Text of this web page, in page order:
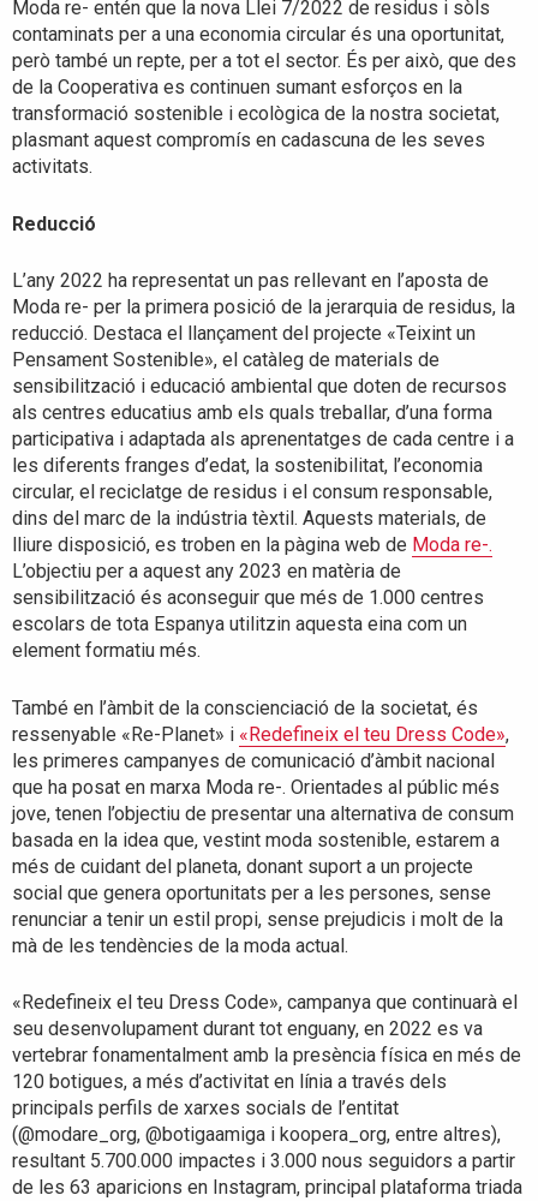
Moda re- entén que la nova Llei 7/2022 de residus i sòls
contaminats per a una economia circular és una oportunitat,
però també un repte, per a tot el sector. És per això, que des
de la Cooperativa es continuen sumant esforços en la
transformació sostenible i ecològica de la nostra societat,
plasmant aquest compromís en cadascuna de les seves
activitats.
Reducció
L’any 2022 ha representat un pas rellevant en l’aposta de
Moda re- per la primera posició de la jerarquia de residus, la
reducció. Destaca el llançament del projecte «Teixint un
Pensament Sostenible», el catàleg de materials de
sensibilització i educació ambiental que doten de recursos
als centres educatius amb els quals treballar, d’una forma
participativa i adaptada als aprenentatges de cada centre i a
les diferents franges d’edat, la sostenibilitat, l’economia
circular, el reciclatge de residus i el consum responsable,
dins del marc de la indústria tèxtil. Aquests materials, de
lliure disposició, es troben en la pàgina web de Moda re-.
L’objectiu per a aquest any 2023 en matèria de
sensibilització és aconseguir que més de 1.000 centres
escolars de tota Espanya utilitzin aquesta eina com un
element formatiu més.
També en l’àmbit de la conscienciació de la societat, és
ressenyable «Re-Planet» i «Redefineix el teu Dress Code»,
les primeres campanyes de comunicació d’àmbit nacional
que ha posat en marxa Moda re-. Orientades al públic més
jove, tenen l’objectiu de presentar una alternativa de consum
basada en la idea que, vestint moda sostenible, estarem a
més de cuidant del planeta, donant suport a un projecte
social que genera oportunitats per a les persones, sense
renunciar a tenir un estil propi, sense prejudicis i molt de la
mà de les tendències de la moda actual.
«Redefineix el teu Dress Code», campanya que continuarà el
seu desenvolupament durant tot enguany, en 2022 es va
vertebrar fonamentalment amb la presència física en més de
120 botigues, a més d’activitat en línia a través dels
principals perfils de xarxes socials de l’entitat
(@modare_org, @botigaamiga i koopera_org, entre altres),
resultant 5.700.000 impactes i 3.000 nous seguidors a partir
de les 63 aparicions en Instagram, principal plataforma triada